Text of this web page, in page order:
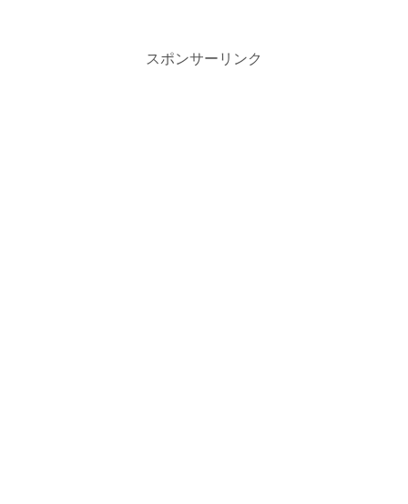
スポンサーリンク